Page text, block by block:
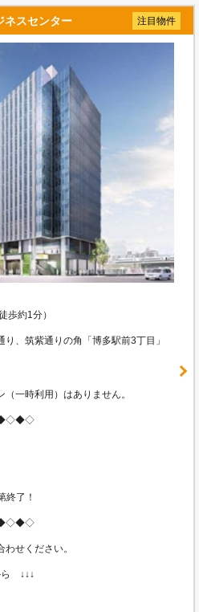
ネスセンター 注目物件
歩約1分）
、筑紫通りの角「博多駅前3丁目」
一時利用）はありません。
終了！
せください。
ら ↓↓↓